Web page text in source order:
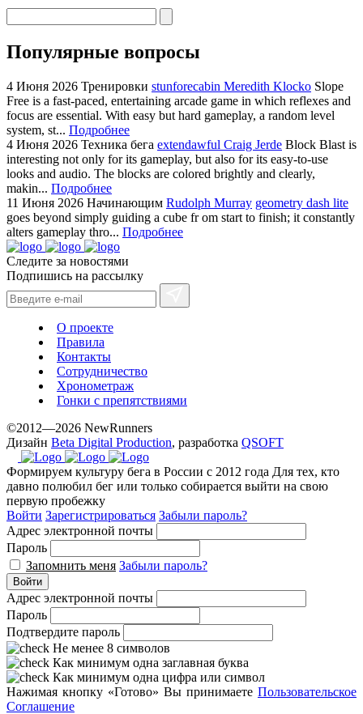
Популярные вопросы
4 Июня 2026 Тренировки stunforecabin Meredith Klocko Slope
Free is a fast-paced, entertaining arcade game in which reflexes and
focus are essential. With easy but hard gameplay, a random level
system, st... Подробнее
4 Июня 2026 Техника бега extendawful Craig Jerde Block Blast is
interesting not only for its gameplay, but also for its easy-to-use
looks and audio. The blocks are colored brightly and clearly,
makin... Подробнее
11 Июня 2026 Начинающим Rudolph Murray geometry dash lite
goes beyond simply guiding a cube fr om start to finish; it constantly
alters gameplay thro... Подробнее
Следите за новостями
Подпишись на рассылку
О проекте
Правила
Контакты
Сотрудничество
Хронометраж
Гонки с препятствиями
©2012—2026 NewRunners
Дизайн Beta Digital Production, разработка QSOFT
Формируем культуру бега в России с 2012 года Для тех, кто
давно полюбил бег или только собирается выйти на свою
первую пробежку
Войти Зарегистрироваться Забыли пароль?
Адрес электронной почты
Пароль
Запомнить меня Забыли пароль?
Войти
Адрес электронной почты
Пароль
Подтвердите пароль
Не менее 8 символов
Как минимум одна заглавная буква
Как минимум одна цифра или символ
Нажимая кнопку «Готово» Вы принимаете Пользовательское
Соглашение